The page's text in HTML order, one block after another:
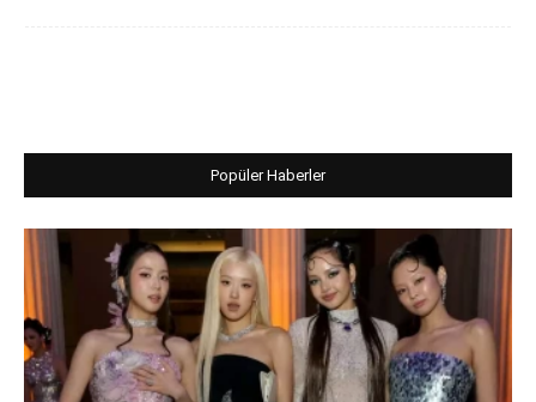
Popüler Haberler